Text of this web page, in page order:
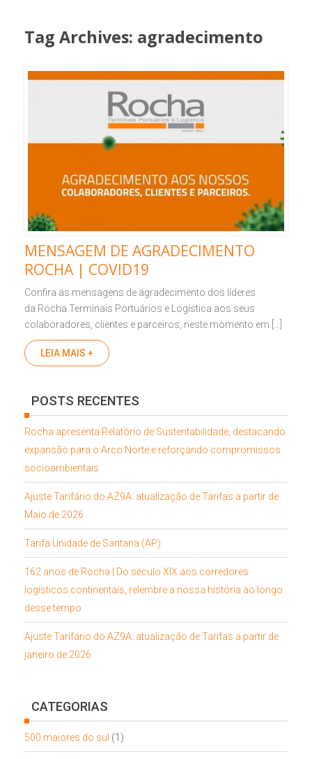
Tag Archives: agradecimento
MENSAGEM DE AGRADECIMENTO
ROCHA | COVID19
Confira as mensagens de agradecimento dos líderes
da Rocha Terminais Portuários e Logística aos seus
colaboradores, clientes e parceiros, neste momento em […]
LEIA MAIS +
POSTS RECENTES
Rocha apresenta Relatório de Sustentabilidade, destacando
expansão para o Arco Norte e reforçando compromissos
socioambientais
Ajuste Tarifário do AZ9A: atualização de Tarifas a partir de
Maio de 2026
Tarifa Unidade de Santana (AP)
162 anos de Rocha | Do século XIX aos corredores
logísticos continentais, relembre a nossa história ao longo
desse tempo
Ajuste Tarifário do AZ9A: atualização de Tarifas a partir de
janeiro de 2026
CATEGORIAS
500 maiores do sul (1)